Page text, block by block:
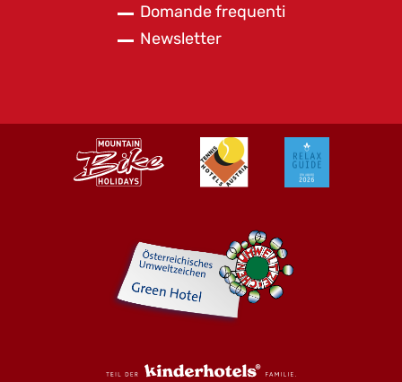
Domande frequenti
Newsletter